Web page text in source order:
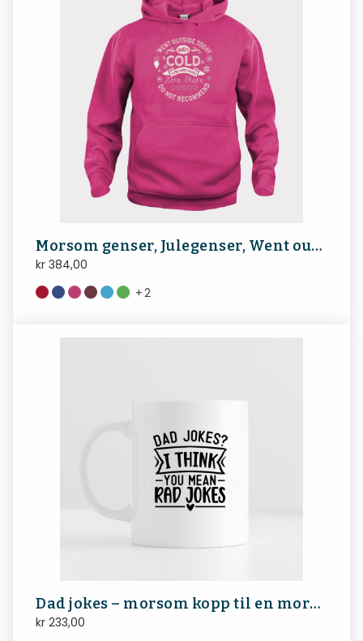
Morsom genser, Julegenser, Went outside today, very cold, there were people, zero stars, do not recommend.
kr 384,00
+2
Dad jokes – morsom kopp til en morsom pappa
kr 233,00